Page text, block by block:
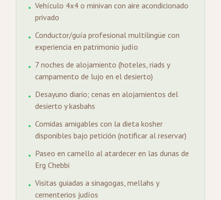
• Vehículo 4x4 o minivan con aire acondicionado
privado
• Conductor/guía profesional multilingüe con
experiencia en patrimonio judío
• 7 noches de alojamiento (hoteles, riads y
campamento de lujo en el desierto)
• Desayuno diario; cenas en alojamientos del
desierto y kasbahs
• Comidas amigables con la dieta kosher
disponibles bajo petición (notificar al reservar)
• Paseo en camello al atardecer en las dunas de
Erg Chebbi
• Visitas guiadas a sinagogas, mellahs y
cementerios judíos